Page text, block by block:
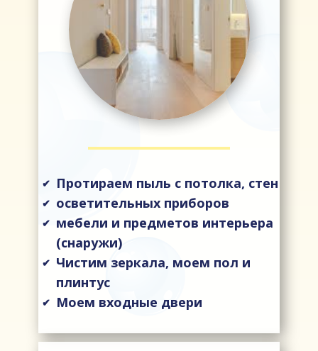
✔ Протираем пыль с потолка, стен
✔ осветительных приборов
✔ мебели и предметов интерьера
(снаружи)
✔ Чистим зеркала, моем пол и
плинтус
✔ Моем входные двери